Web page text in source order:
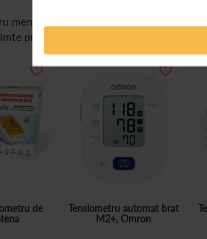
mentinerea unui nivel optim de efort:
presiune in piept, intensitatea este
de
Tensiometru automat brat
M2+, Omron